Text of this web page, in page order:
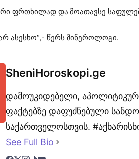
ფრთხილად და მოათავსე
ასესხო“,- წერს მინეროლოგი.
SheniHoroskopi.ge
დამოუკიდებელი,
ფაქტებზე დაფუძნებული
საქართველოსთვის.
See Full Bio